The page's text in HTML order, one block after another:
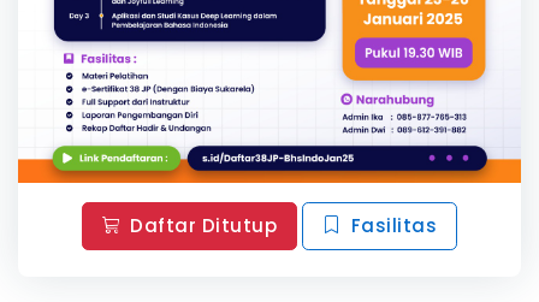
Daftar Ditutup Fasilitas